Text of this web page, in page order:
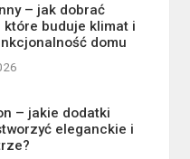
– jak dobrać
które buduje klimat i
domu
– jakie dodatki
eleganckie i